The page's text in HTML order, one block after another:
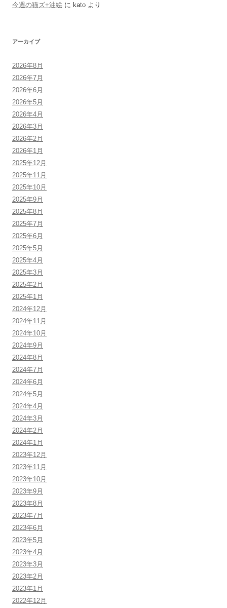
今週の猫ズ+油絵 に kato より
アーカイブ
2026年8月
2026年7月
2026年6月
2026年5月
2026年4月
2026年3月
2026年2月
2026年1月
2025年12月
2025年11月
2025年10月
2025年9月
2025年8月
2025年7月
2025年6月
2025年5月
2025年4月
2025年3月
2025年2月
2025年1月
2024年12月
2024年11月
2024年10月
2024年9月
2024年8月
2024年7月
2024年6月
2024年5月
2024年4月
2024年3月
2024年2月
2024年1月
2023年12月
2023年11月
2023年10月
2023年9月
2023年8月
2023年7月
2023年6月
2023年5月
2023年4月
2023年3月
2023年2月
2023年1月
2022年12月